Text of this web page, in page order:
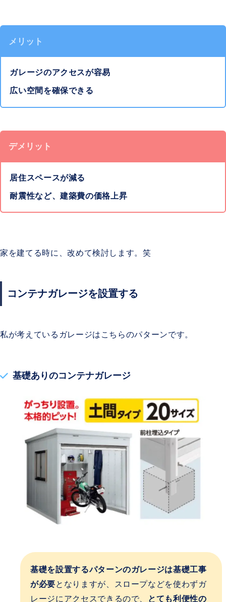
メリット
ガレージのアクセスが容易
広い空間を確保できる
デメリット
居住スペースが減る
耐震性など、建築費の価格上昇
家を建てる時に、改めて検討します。笑
コンテナガレージを設置する
私が考えているガレージはこちらのパターンです。
基礎ありのコンテナガレージ
基礎を設置するパターンのガレージは基礎工事
が必要となりますが、スロープなどを使わずガ
レージにアクセスできるので、
とても利便性の